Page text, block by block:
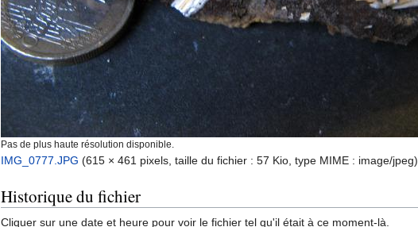
Pas de plus haute résolution disponible.
IMG_0777.JPG (615 × 461 pixels, taille du fichier : 57 Kio, type MIME : image/jpeg)
Historique du fichier
Cliquer sur une date et heure pour voir le fichier tel qu'il était à ce moment-là.